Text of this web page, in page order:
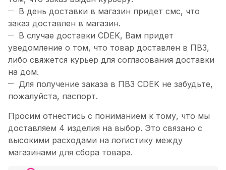
В день доставки в магазин придет смс, что
заказ доставлен в магазин.
В случае доставки CDEK, Вам придет
уведомление о том, что товар доставлен в ПВЗ,
либо свяжется курьер для согласования доставки
на дом.
Для получение заказа в ПВЗ CDEK не забудьте,
пожалуйста, паспорт.
Просим отнестись с пониманием к тому, что мы
доставляем 4 изделия на выбор. Это связано с
высокими расходами на логистику между
магазинами для сбора товара.